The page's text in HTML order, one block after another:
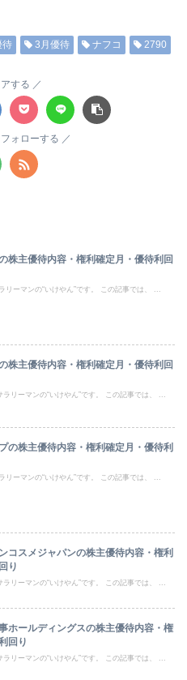
待 3月優待 ナフコ 2790
する
ォローする
株主優待内容・権利確定月・優待利回
リーマンの“いけやん”です。 この記事では、 ...
株主優待内容・権利確定月・優待利回
リーマンの“いけやん”です。 この記事では、 ...
の株主優待内容・権利確定月・優待利
リーマンの“いけやん”です。 この記事では、 ...
コスメジャパンの株主優待内容・権利
り
リーマンの“いけやん”です。 この記事では、 ...
ホールディングスの株主優待内容・権
回り
リーマンの“いけやん”です。 この記事では、 ...